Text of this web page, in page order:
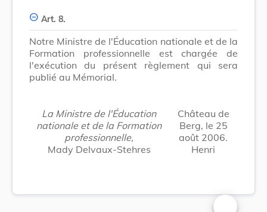
Art. 8.
Notre Ministre de l'Éducation nationale et de la
Formation professionnelle est chargée de
l'exécution du présent règlement qui sera
publié au Mémorial.
La Ministre de l'Éducation
nationale et de la Formation
professionnelle,
Mady Delvaux-Stehres
Château de
Berg, le 25
août 2006.
Henri